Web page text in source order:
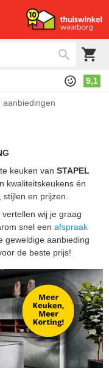
9,1
aanbiedingen
keuken van STAPEL
kwaliteitskeukens én
en prijzen.
wij je graag
snel een afspraak
geweldige aanbieding
de beste prijs!